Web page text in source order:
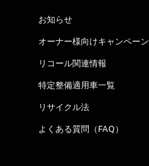
お知らせ
オーナー様向けキャンペーン
リコール関連情報
特定整備適用車一覧
リサイクル法
よくある質問（FAQ）